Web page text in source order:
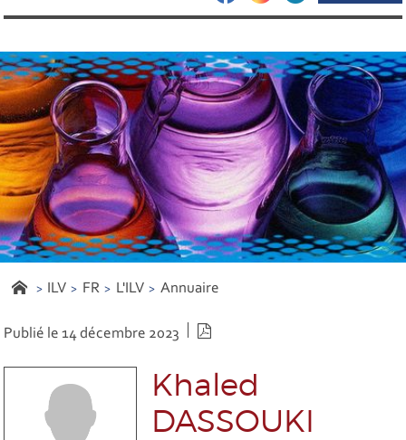
ILV FR L'ILV Annuaire
Publié le 14 décembre 2023
Khaled
DASSOUKI